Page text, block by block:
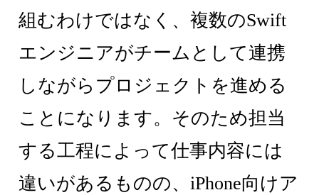
組むわけではなく、複数のSwift
エンジニアがチームとして連携
しながらプロジェクトを進める
ことになります。そのため担当
する工程によって仕事内容には
違いがあるものの、iPhone向けア